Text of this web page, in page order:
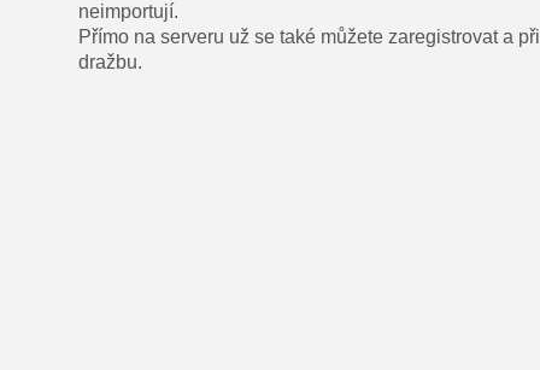
neimportují.
Přímo na serveru už se také můžete zaregistrovat a
dražbu.